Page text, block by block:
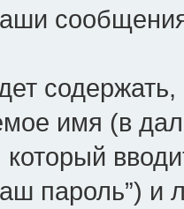
имя (в
пароль”) и